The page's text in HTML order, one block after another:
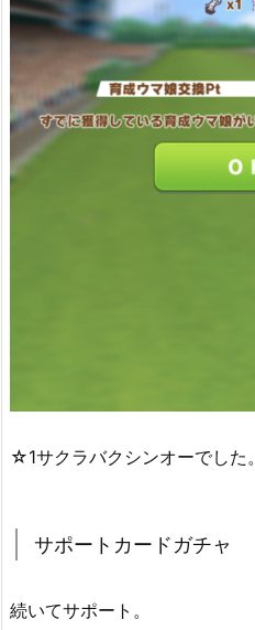
☆1サクラバクシンオーでした。
サポートカードガチャ
続いてサポート。